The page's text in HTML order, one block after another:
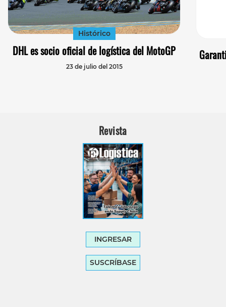
Histórico
DHL es socio oficial de logística del MotoGP
23 de julio del 2015
Revista
INGRESAR
SUSCRÍBASE